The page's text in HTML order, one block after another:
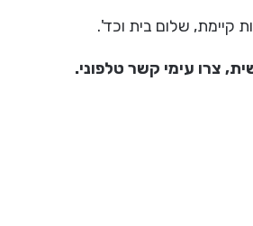
קיימת, שלום בית וכד'.
צרו עימי קשר טלפוני.